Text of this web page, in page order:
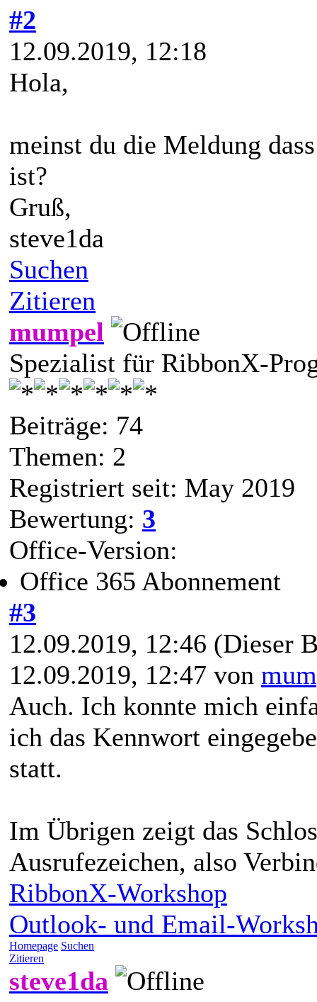
#2
12.09.2019, 12:18
Hola,
meinst du die Meldung
ist?
Gruß,
steve1da
Suchen
Zitieren
mumpel
Spezialist für RibbonX-
Beiträge: 74
Themen: 2
Registriert seit: May 2019
Bewertung: 3
Office-Version:
Office 365 Abonnement
#3
12.09.2019, 12:46 (Dieser
12.09.2019, 12:47 von
Auch. Ich konnte mich
ich das Kennwort
statt.
Im Übrigen zeigt das
Ausrufezeichen, also
RibbonX-Workshop
Outlook- und Email-
Homepage Suchen
Zitieren
steve1da